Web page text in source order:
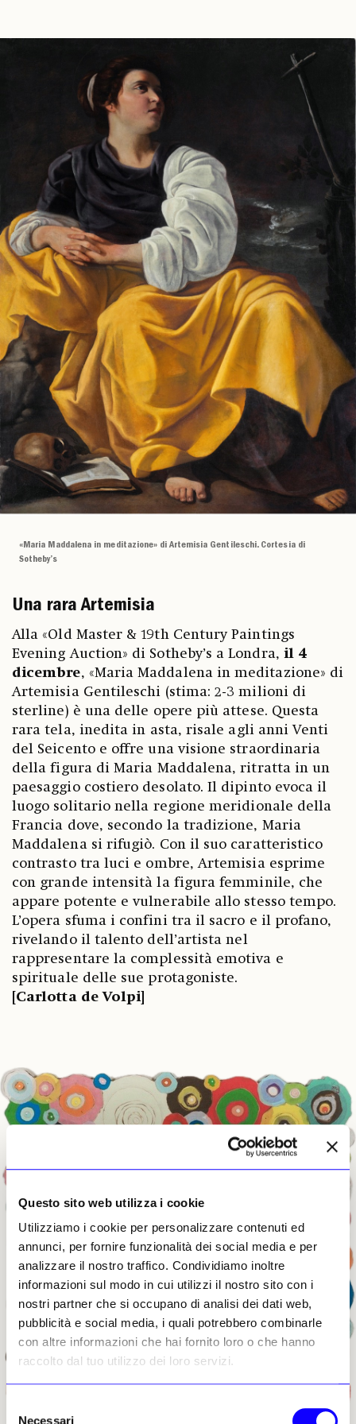
Questo sito web utilizza i cookie
Utilizziamo i cookie per personalizzare contenuti ed
annunci, per fornire funzionalità dei social media e per
analizzare il nostro traffico. Condividiamo inoltre
informazioni sul modo in cui utilizzi il nostro sito con i
nostri partner che si occupano di analisi dei dati web,
pubblicità e social media, i quali potrebbero combinarle
con altre informazioni che hai fornito loro o che hanno
raccolto dal tuo utilizzo dei loro servizi.
Necessari
«Maria Maddalena in meditazione» di Artemisia Gentileschi. Cortesia di
Sotheby’s
Una rara Artemisia
Alla «Old Master & 19th Century Paintings
Evening Auction» di Sotheby’s a Londra, il 4
dicembre, «Maria Maddalena in meditazione» di
Artemisia Gentileschi (stima: 2-3 milioni di
sterline) è una delle opere più attese. Questa
rara tela, inedita in asta, risale agli anni Venti
del Seicento e offre una visione straordinaria
della figura di Maria Maddalena, ritratta in un
paesaggio costiero desolato. Il dipinto evoca il
luogo solitario nella regione meridionale della
Francia dove, secondo la tradizione, Maria
Maddalena si rifugiò. Con il suo caratteristico
contrasto tra luci e ombre, Artemisia esprime
con grande intensità la figura femminile, che
appare potente e vulnerabile allo stesso tempo.
L’opera sfuma i confini tra il sacro e il profano,
rivelando il talento dell’artista nel
rappresentare la complessità emotiva e
spirituale delle sue protagoniste.
[Carlotta de Volpi]